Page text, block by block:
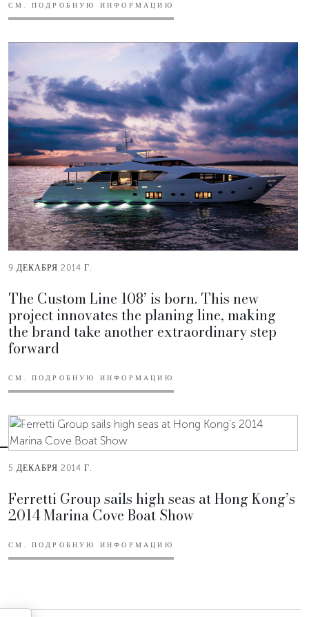
СМ. ПОДРОБНУЮ ИНФОРМАЦИЮ
9 ДЕКАБРЯ 2014 Г.
The Custom Line 108’ is born. This new
project innovates the planing line, making
the brand take another extraordinary step
forward
СМ. ПОДРОБНУЮ ИНФОРМАЦИЮ
5 ДЕКАБРЯ 2014 Г.
Ferretti Group sails high seas at Hong Kong’s
2014 Marina Cove Boat Show
СМ. ПОДРОБНУЮ ИНФОРМАЦИЮ